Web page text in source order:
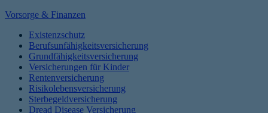
Vorsorge & Finanzen
Existenzschutz
Berufsunfähigkeitsversicherung
Grundfähigkeitsversicherung
Versicherungen für Kinder
Rentenversicherung
Risikolebensversicherung
Sterbegeldversicherung
Dread Disease Versicherung